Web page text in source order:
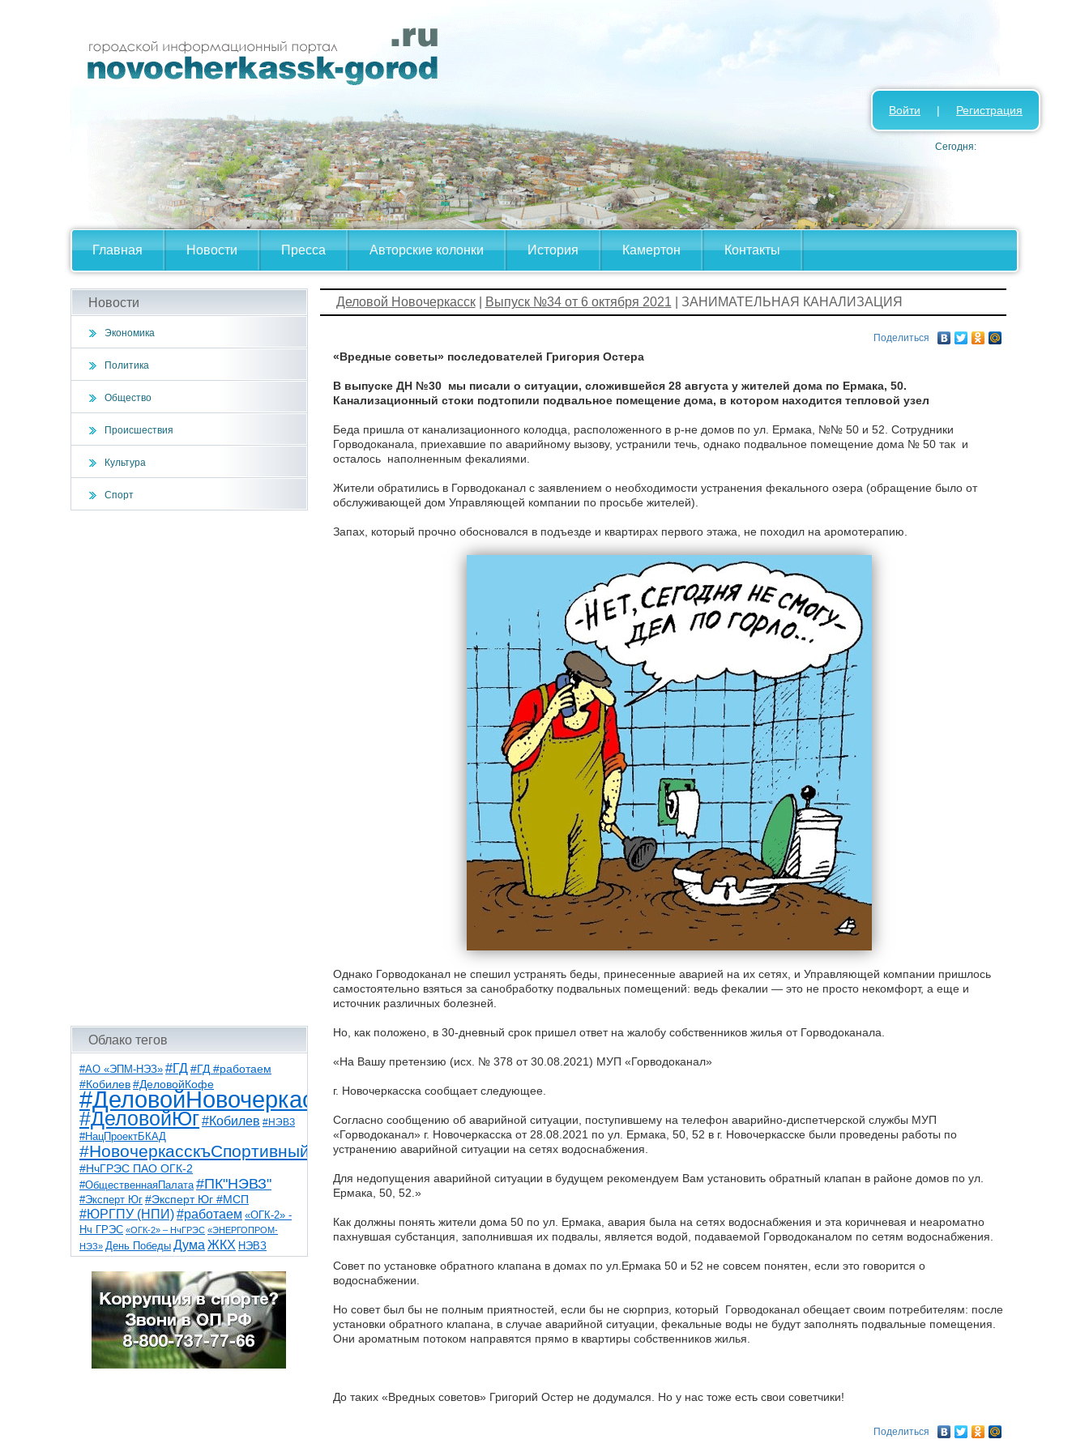
Главная Новости Пресса Авторские колонки История Камертон Контакты
Войти | Регистрация
Сегодня:
Новости
Экономика
Политика
Общество
Происшествия
Культура
Спорт
Облако тегов
#АО «ЭПМ-НЭЗ» #ГД #ГД #работаем
#Кобилев #ДеловойКофе
#ДеловойНовочеркасск
#ДеловойЮг#Кобилев #НЭВЗ
#НацПроектБКАД
#НовочеркасскъСпортивный
#НчГРЭС ПАО ОГК-2
#ОбщественнаяПалата #ПК"НЭВЗ"
#Эксперт Юг #Эксперт Юг #МСП
#ЮРГПУ (НПИ)#работаем «ОГК-2» -
Нч ГРЭС «ОГК-2» – НчГРЭС «ЭНЕРГОПРОМ-
НЭЗ» День Победы Дума ЖКХ НЭВЗ
НчГРЭС ТНТ
благоустройствоветераны выборы
детидороги казаки коррупция космос
общественная палата парк пожар роща
спорт театр транспорт художники
Деловой Новочеркасск| Выпуск №34 от 6 октября 2021 | ЗАНИМАТЕЛЬНАЯ КАНАЛИЗАЦИЯ
Поделиться
«Вредные советы» последователей Григория Остера
В выпуске ДН №30 мы писали о ситуации, сложившейся 28 августа у жителей дома по Ермака, 50.
Канализационный стоки подтопили подвальное помещение дома, в котором находится тепловой узел
Беда пришла от канализационного колодца, расположенного в р-не домов по ул. Ермака, №№ 50 и 52. Сотрудники
Горводоканала, приехавшие по аварийному вызову, устранили течь, однако подвальное помещение дома № 50 так и
осталось наполненным фекалиями.
Жители обратились в Горводоканал с заявлением о необходимости устранения фекального озера (обращение было от
обслуживающей дом Управляющей компании по просьбе жителей).
Запах, который прочно обосновался в подъезде и квартирах первого этажа, не походил на аромотерапию.
Однако Горводоканал не спешил устранять беды, принесенные аварией на их сетях, и Управляющей компании пришлось
самостоятельно взяться за санобработку подвальных помещений: ведь фекалии — это не просто некомфорт, а еще и
источник различных болезней.
Но, как положено, в 30-дневный срок пришел ответ на жалобу собственников жилья от Горводоканала.
«На Вашу претензию (исх. № 378 от 30.08.2021) МУП «Горводоканал»
г. Новочеркасска сообщает следующее.
Согласно сообщению об аварийной ситуации, поступившему на телефон аварийно-диспетчерской службы МУП
«Горводоканал» г. Новочеркасска от 28.08.2021 по ул. Ермака, 50, 52 в г. Новочеркасске были проведены работы по
устранению аварийной ситуации на сетях водоснабжения.
Для недопущения аварийной ситуации в будущем рекомендуем Вам установить обратный клапан в районе домов по ул.
Ермака, 50, 52.»
Как должны понять жители дома 50 по ул. Ермака, авария была на сетях водоснабжения и эта коричневая и неароматно
пахнувшая субстанция, заполнившая их подвалы, является водой, подаваемой Горводоканалом по сетям водоснабжения.
Совет по установке обратного клапана в домах по ул.Ермака 50 и 52 не совсем понятен, если это говорится о
водоснабжении.
Но совет был бы не полным приятностей, если бы не сюрприз, который Горводоканал обещает своим потребителям: после
установки обратного клапана, в случае аварийной ситуации, фекальные воды не будут заполнять подвальные помещения.
Они ароматным потоком направятся прямо в квартиры собственников жилья.
До таких «Вредных советов» Григорий Остер не додумался. Но у нас тоже есть свои советчики!
Поделиться